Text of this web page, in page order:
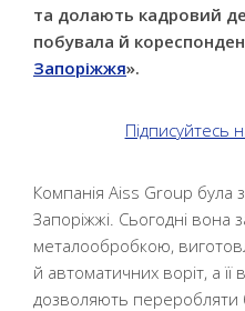
та долають кадровий
побувала й
Запоріжжя».
Підписуйтесь
Компанія Aiss Group була
Запоріжжі. Сьогодні вона
металообробкою,
й автоматичних воріт, а її
дозволяють переробляти